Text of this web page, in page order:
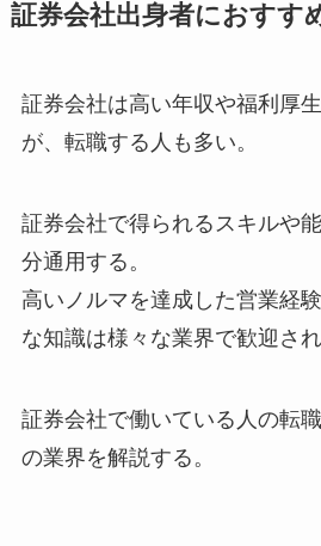
証券会社出身者におすす
証券会社は高い年収や福利厚
が、転職する人も多い。
証券会社で得られるスキルや
分通用する。
高いノルマを達成した営業経
な知識は様々な業界で歓迎され
証券会社で働いている人の転
の業界を解説する。